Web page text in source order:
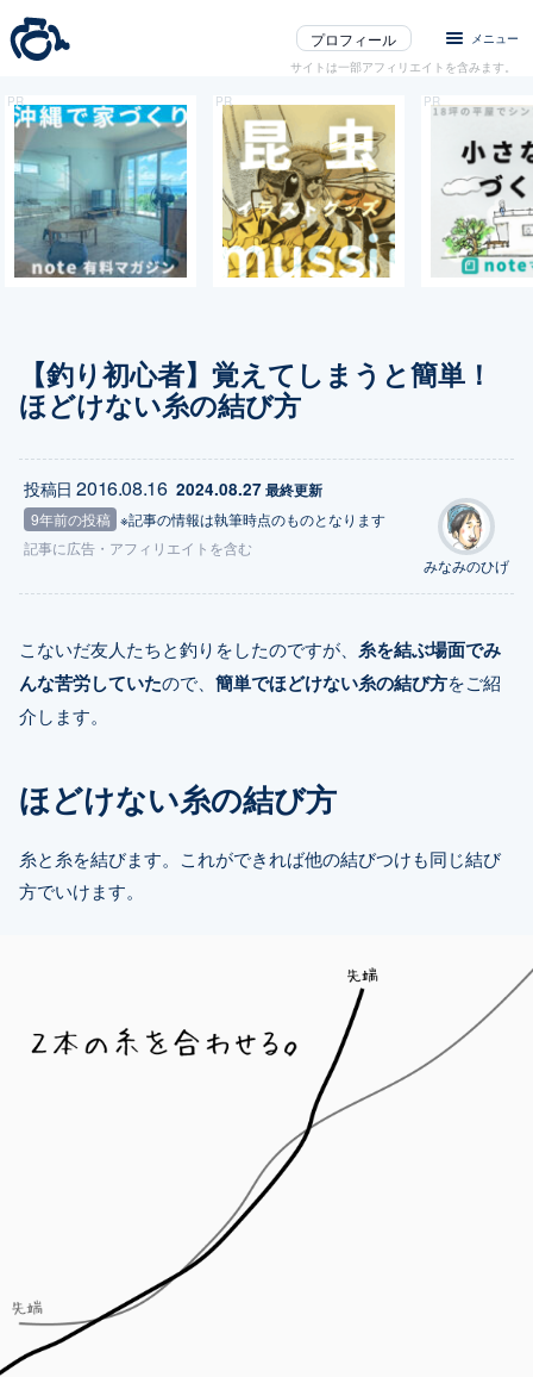
プロフィール
メニュー
サイトは一部アフィリエイトを含みます。
【釣り初心者】覚えてしまうと簡単！
ほどけない糸の結び方
投稿日2016.08.16 2024.08.27 最終更新
9年前の投稿 ※記事の情報は執筆時点のものとなります
記事に広告 ・アフィリエイトを含む
みなみのひげ
こないだ友人たちと釣りをしたのですが、 糸を結ぶ場面でみ
んな苦労していたので、 簡単でほどけない糸の結び方をご紹
介します。
ほどけない糸の結び方
糸と糸を結びます。これができれば他の結びつけも同じ結び
方でいけます。